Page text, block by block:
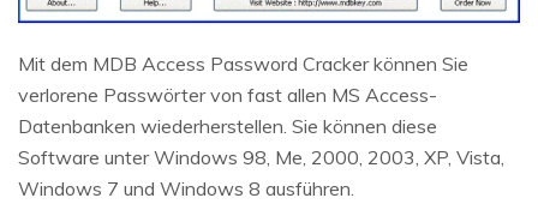
Mit dem MDB Access Password Cracker können Sie
verlorene Passwörter von fast allen MS Access-
Datenbanken wiederherstellen. Sie können diese
Software unter Windows 98, Me, 2000, 2003, XP, Vista,
Windows 7 und Windows 8 ausführen.